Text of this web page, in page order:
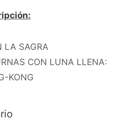
LA SAGRA
CON LUNA LLENA:
KONG